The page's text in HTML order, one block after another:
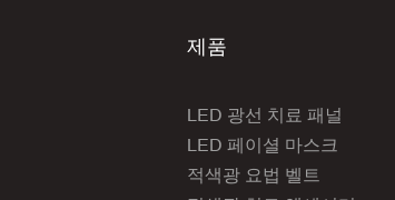
제품
LED 광선 치료 패널
LED 페이셜 마스크
적색광 요법 벨트